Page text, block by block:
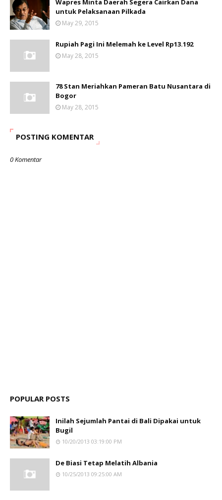
Wapres Minta Daerah Segera Cairkan Dana
untuk Pelaksanaan Pilkada
May 29, 2015
Rupiah Pagi Ini Melemah ke Level Rp13.192
May 28, 2015
78 Stan Meriahkan Pameran Batu Nusantara di
Bogor
May 28, 2015
POSTING KOMENTAR
0 Komentar
POPULAR POSTS
Inilah Sejumlah Pantai di Bali Dipakai untuk
Bugil
10/20/2013 03:19:00 PM
De Biasi Tetap Melatih Albania
10/25/2013 09:25:00 AM